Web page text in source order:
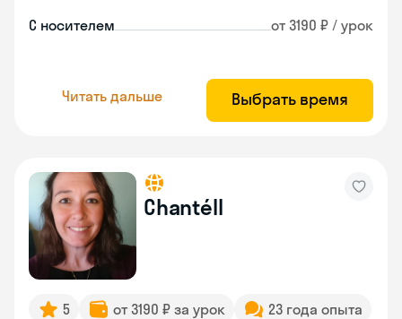
С носителем от 3190 ₽ / урок
Читать дальше Выбрать время
Chantéll
5 от 3190 ₽ за урок
23 года опыта